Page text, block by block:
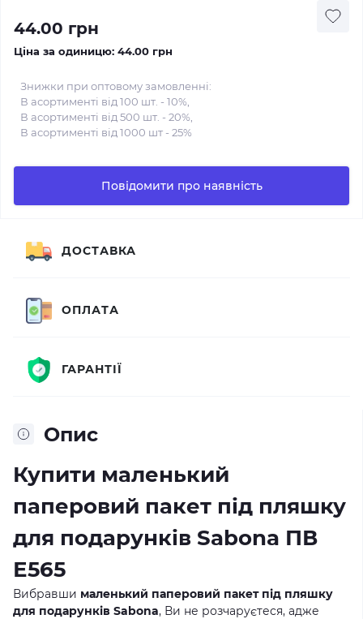
44.00 грн
Ціна за одиницю: 44.00 грн
Знижки при оптовому замовленні:
В асортименті від 100 шт. - 10%,
В асортименті від 500 шт. - 20%,
В асортименті від 1000 шт - 25%
Повідомити про наявність
Опис
Купити маленький
паперовий пакет під пляшку
для подарунків Sabona ПВ
Е565
Вибравши маленький паперовий пакет під пляшку
для подарунків Sabona, Ви не розчаруєтеся, адже
ДОСТАВКА
ОПЛАТА
ГАРАНТІЇ